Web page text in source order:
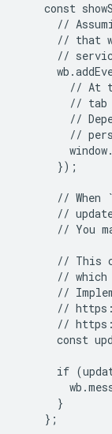
const
//
// that
//
// At
// tab
//
//
      });
// When
//
// You
// This
// which
//
//
//
const
if
      }
    };